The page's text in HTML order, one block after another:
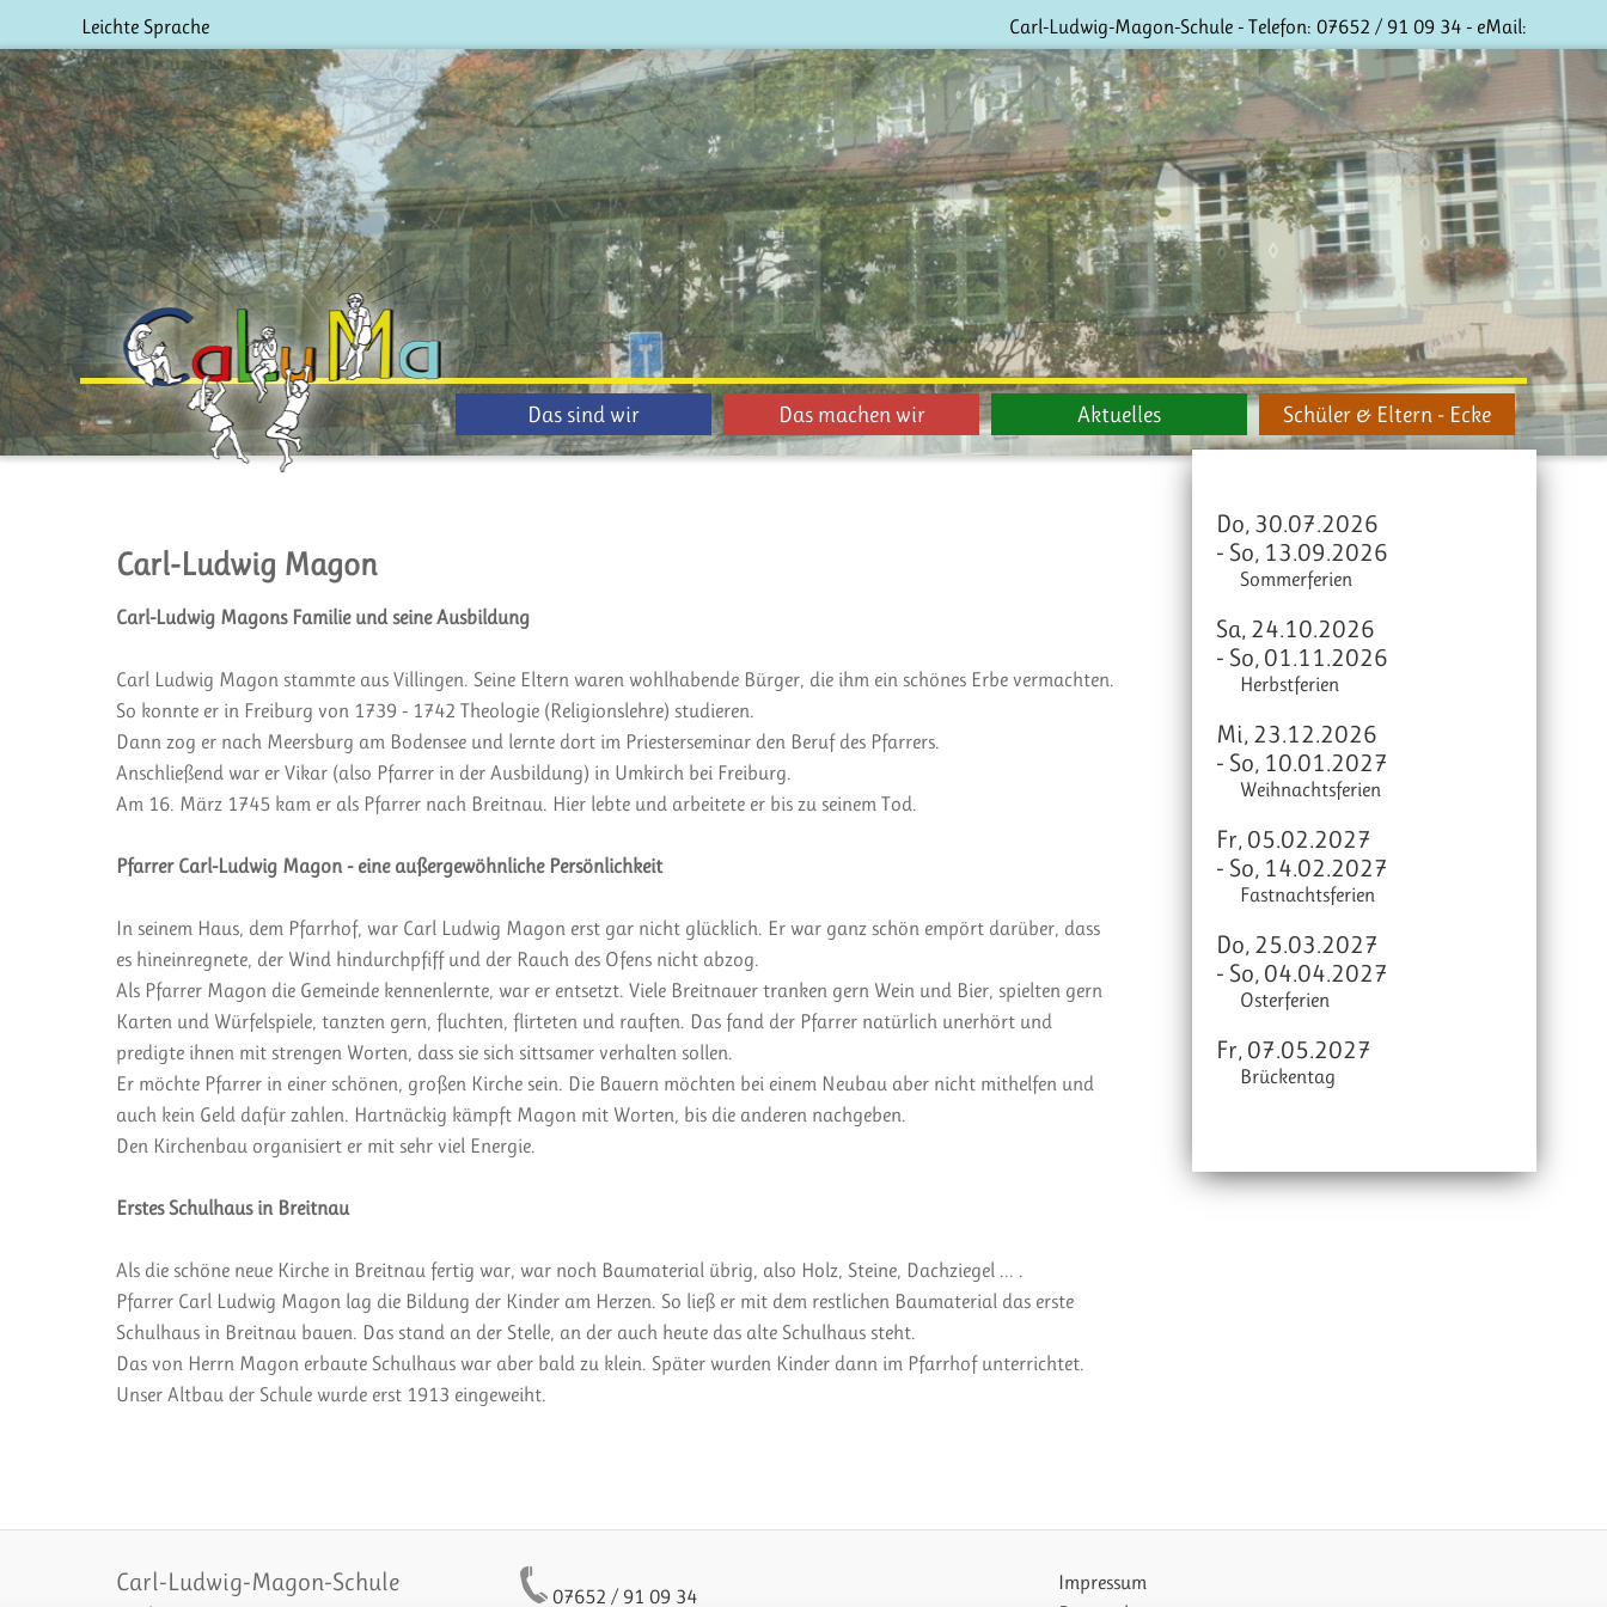
Leichte Sprache Carl-Ludwig-Magon-Schule - Telefon: 07652 / 91 09 34 - eMail:
Das sind wir Das machen wir Aktuelles Schüler & Eltern - Ecke
Carl-Ludwig Magon
Carl-Ludwig Magons Familie und seine Ausbildung
Carl Ludwig Magon stammte aus Villingen. Seine Eltern waren wohlhabende Bürger, die ihm ein schönes Erbe vermachten.
So konnte er in Freiburg von 1739 - 1742 Theologie (Religionslehre) studieren.
Dann zog er nach Meersburg am Bodensee und lernte dort im Priesterseminar den Beruf des Pfarrers.
Anschließend war er Vikar (also Pfarrer in der Ausbildung) in Umkirch bei Freiburg.
Am 16. März 1745 kam er als Pfarrer nach Breitnau. Hier lebte und arbeitete er bis zu seinem Tod.
Pfarrer Carl-Ludwig Magon - eine außergewöhnliche Persönlichkeit
In seinem Haus, dem Pfarrhof, war Carl Ludwig Magon erst gar nicht glücklich. Er war ganz schön empört darüber, dass
es hineinregnete, der Wind hindurchpfiff und der Rauch des Ofens nicht abzog.
Als Pfarrer Magon die Gemeinde kennenlernte, war er entsetzt. Viele Breitnauer tranken gern Wein und Bier, spielten gern
Karten und Würfelspiele, tanzten gern, fluchten, flirteten und rauften. Das fand der Pfarrer natürlich unerhört und
predigte ihnen mit strengen Worten, dass sie sich sittsamer verhalten sollen.
Er möchte Pfarrer in einer schönen, großen Kirche sein. Die Bauern möchten bei einem Neubau aber nicht mithelfen und
auch kein Geld dafür zahlen. Hartnäckig kämpft Magon mit Worten, bis die anderen nachgeben.
Den Kirchenbau organisiert er mit sehr viel Energie.
Erstes Schulhaus in Breitnau
Als die schöne neue Kirche in Breitnau fertig war, war noch Baumaterial übrig, also Holz, Steine, Dachziegel ... .
Pfarrer Carl Ludwig Magon lag die Bildung der Kinder am Herzen. So ließ er mit dem restlichen Baumaterial das erste
Schulhaus in Breitnau bauen. Das stand an der Stelle, an der auch heute das alte Schulhaus steht.
Das von Herrn Magon erbaute Schulhaus war aber bald zu klein. Später wurden Kinder dann im Pfarrhof unterrichtet.
Unser Altbau der Schule wurde erst 1913 eingeweiht.
Do, 30.07.2026
- So, 13.09.2026
Sommerferien
Sa, 24.10.2026
- So, 01.11.2026
Herbstferien
Mi, 23.12.2026
- So, 10.01.2027
Weihnachtsferien
Fr, 05.02.2027
- So, 14.02.2027
Fastnachtsferien
Do, 25.03.2027
- So, 04.04.2027
Osterferien
Fr, 07.05.2027
Brückentag
Carl-Ludwig-Magon-Schule 07652 / 91 09 34
Impressum